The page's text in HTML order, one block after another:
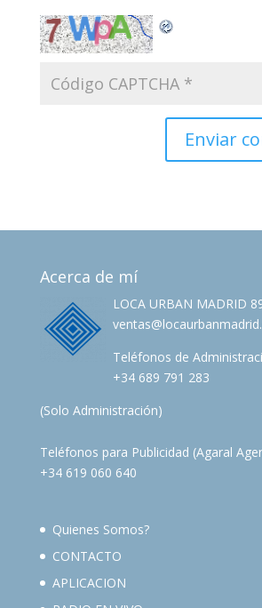
Acerca de mí
LOCA URBAN MADRID
Teléfonos de
+34 689 791 283
(Solo Administración)
Teléfonos para Publicidad (Agaral
+34 619 060 640
Quienes Somos?
CONTACTO
APLICACION